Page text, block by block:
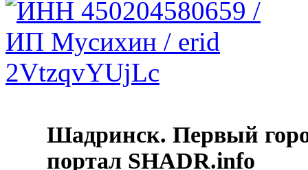
Шадринск. Первый
портал SHADR.info